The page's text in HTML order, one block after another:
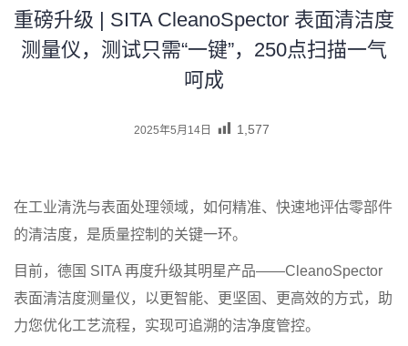
重磅升级 | SITA CleanoSpector 表面清洁度
测量仪，测试只需“一键”，250点扫描一气
呵成
2025年5月14日 1,577
在工业清洗与表面处理领域，如何精准、快速地评估零部件
的清洁度，是质量控制的关键一环。
目前，德国 SITA 再度升级其明星产品——CleanoSpector
表面清洁度测量仪，以更智能、更坚固、更高效的方式，助
力您优化工艺流程，实现可追溯的洁净度管控。